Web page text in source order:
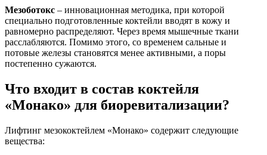
Мезоботокс – инновационная методика, при которой
специально подготовленные коктейли вводят в кожу и
равномерно распределяют. Через время мышечные ткани
расслабляются. Помимо этого, со временем сальные и
потовые железы становятся менее активными, а поры
постепенно сужаются.
Что входит в состав коктейля
«Монако» для биоревитализации?
Лифтинг мезококтейлем «Монако» содержит следующие
вещества: